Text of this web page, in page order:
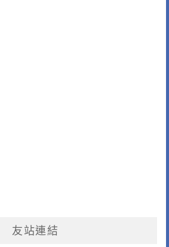
友站連結